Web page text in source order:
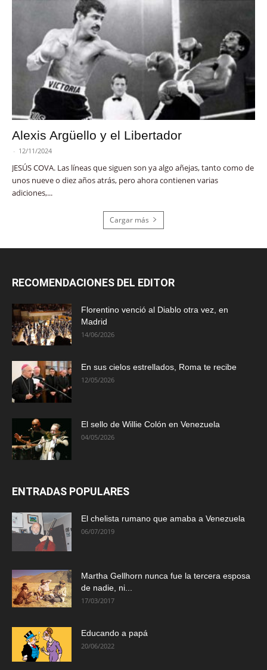
Alexis Argüello y el Libertador
- 12/11/2024
JESÚS COVA. Las líneas que siguen son ya algo añejas, tanto como de
unos nueve o diez años atrás, pero ahora contienen varias
adiciones,...
Cargar más
RECOMENDACIONES DEL EDITOR
Florentino venció al Diablo otra vez, en
Madrid
14/06/2026
En sus cielos estrellados, Roma te recibe
12/05/2026
El sello de Willie Colón en Venezuela
04/05/2026
ENTRADAS POPULARES
El chelista rumano que amaba a Venezuela
06/07/2019
Martha Gellhorn nunca fue la tercera esposa
de nadie, ni...
17/03/2017
Educando a papá
20/06/2022